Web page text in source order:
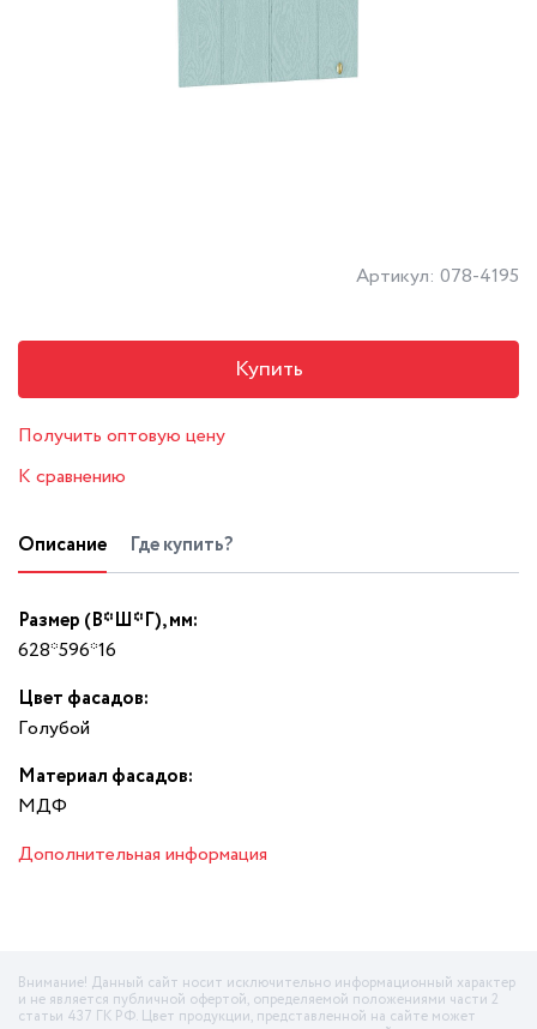
Артикул: 078-4195
Купить
Получить оптовую цену
К сравнению
Описание Где купить?
Размер (В*Ш*Г), мм:
628*596*16
Цвет фасадов:
Гoлyбoй
Материал фасадов:
МДФ
Дополнительная информация
Внимание! Данный сайт носит исключительно информационный характер
и не является публичной офертой, определяемой положениями части 2
статьи 437 ГК РФ. Цвет продукции, представленной на сайте может